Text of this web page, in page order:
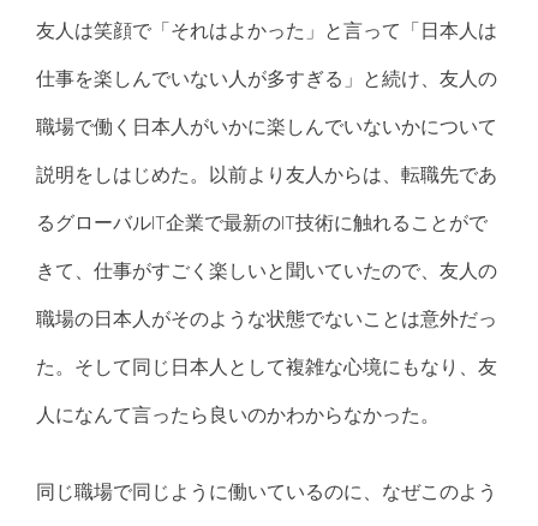
友人は笑顔で「それはよかった」と言って「日本人は
仕事を楽しんでいない人が多すぎる」と続け、友人の
職場で働く日本人がいかに楽しんでいないかについて
説明をしはじめた。以前より友人からは、転職先であ
るグローバルIT企業で最新のIT技術に触れることがで
きて、仕事がすごく楽しいと聞いていたので、友人の
職場の日本人がそのような状態でないことは意外だっ
た。そして同じ日本人として複雑な心境にもなり、友
人になんて言ったら良いのかわからなかった。
同じ職場で同じように働いているのに、なぜこのよう